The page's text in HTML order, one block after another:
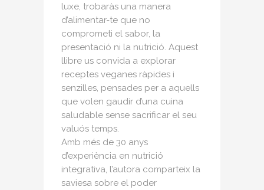
luxe, trobaràs una manera
d’alimentar-te que no
comprometi el sabor, la
presentació ni la nutrició. Aquest
llibre us convida a explorar
receptes veganes ràpides i
senzilles, pensades per a aquells
que volen gaudir d’una cuina
saludable sense sacrificar el seu
valuós temps.
Amb més de 30 anys
d’experiència en nutrició
integrativa, l’autora comparteix la
saviesa sobre el poder